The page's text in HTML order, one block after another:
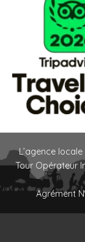
L’agence
Tour Opérateur
Agrément